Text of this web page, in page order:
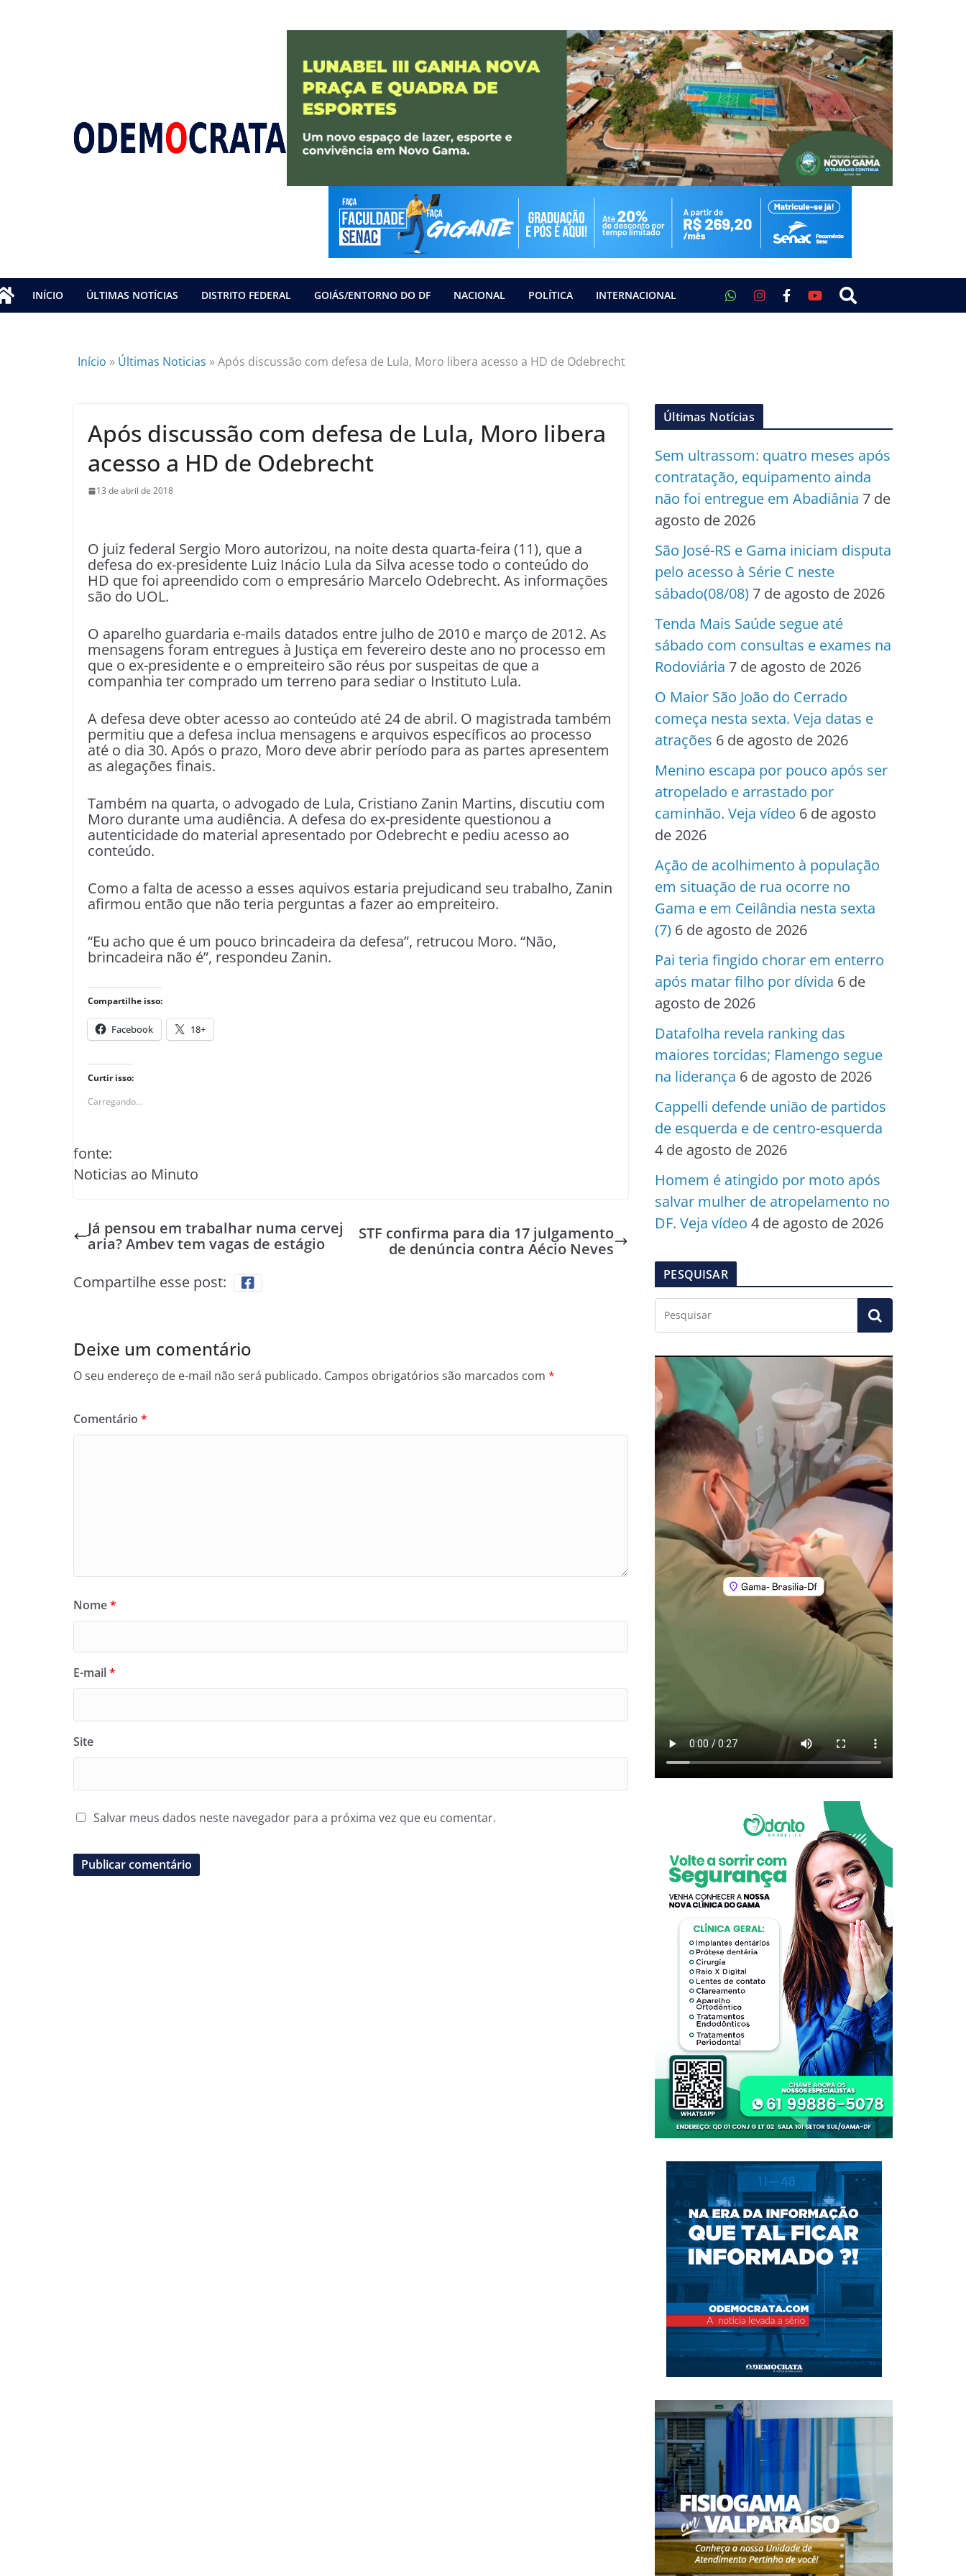
INÍCIO ÚLTIMAS NOTÍCIAS DISTRITO FEDERAL GOIÁS/ENTORNO DO DF NACIONAL POLÍTICA INTERNACIONAL
Início » Últimas Noticias »Após discussão com defesa de Lula, Moro libera acesso a HD de Odebrecht
Após discussão com defesa de Lula, Moro libera
acesso a HD de Odebrecht
13 de abril de 2018
O juiz federal Sergio Moro autorizou, na noite desta quarta-feira (11), que a
defesa do ex-presidente Luiz Inácio Lula da Silva acesse todo o conteúdo do
HD que foi apreendido com o empresário Marcelo Odebrecht. As informações
são do UOL.
O aparelho guardaria e-mails datados entre julho de 2010 e março de 2012. As
mensagens foram entregues à Justiça em fevereiro deste ano no processo em
que o ex-presidente e o empreiteiro são réus por suspeitas de que a
companhia ter comprado um terreno para sediar o Instituto Lula.
A defesa deve obter acesso ao conteúdo até 24 de abril. O magistrada também
permitiu que a defesa inclua mensagens e arquivos específicos ao processo
até o dia 30. Após o prazo, Moro deve abrir período para as partes apresentem
as alegações finais.
Também na quarta, o advogado de Lula, Cristiano Zanin Martins, discutiu com
Moro durante uma audiência. A defesa do ex-presidente questionou a
autenticidade do material apresentado por Odebrecht e pediu acesso ao
conteúdo.
Como a falta de acesso a esses aquivos estaria prejudicand seu trabalho, Zanin
afirmou então que não teria perguntas a fazer ao empreiteiro.
“Eu acho que é um pouco brincadeira da defesa”, retrucou Moro. “Não,
brincadeira não é”, respondeu Zanin.
Compartilhe isso:
Facebook 18+
Curtir isso:
Carregando...
fonte:
Noticias ao Minuto
Já pensou em trabalhar numa cervej
aria? Ambev tem vagas de estágio
STF confirma para dia 17 julgamento
de denúncia contra Aécio Neves
Compartilhe esse post:
Deixe um comentário
O seu endereço de e-mail não será publicado. Campos obrigatórios são marcados com *
Comentário *
Nome*
E-mail*
Site
Salvar meus dados neste navegador para a próxima vez que eu comentar.
Últimas Notícias
Sem ultrassom: quatro meses após
contratação, equipamento ainda
não foi entregue em Abadiânia 7 de
agosto de 2026
São José-RS e Gama iniciam disputa
pelo acesso à Série C neste
sábado(08/08) 7 de agosto de 2026
Tenda Mais Saúde segue até
sábado com consultas e exames na
Rodoviária 7 de agosto de 2026
O Maior São João do Cerrado
começa nesta sexta. Veja datas e
atrações 6 de agosto de 2026
Menino escapa por pouco após ser
atropelado e arrastado por
caminhão. Veja vídeo 6 de agosto
de 2026
Ação de acolhimento à população
em situação de rua ocorre no
Gama e em Ceilândia nesta sexta
(7) 6 de agosto de 2026
Pai teria fingido chorar em enterro
após matar filho por dívida 6 de
agosto de 2026
Datafolha revela ranking das
maiores torcidas; Flamengo segue
na liderança 6 de agosto de 2026
Cappelli defende união de partidos
de esquerda e de centro-esquerda
4 de agosto de 2026
Homem é atingido por moto após
salvar mulher de atropelamento no
DF. Veja vídeo 4 de agosto de 2026
PESQUISAR